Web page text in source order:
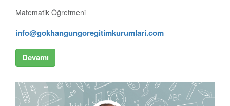
Matematik Öğretmeni
info@gokhangungoregitimkurumlari.com
Devamı